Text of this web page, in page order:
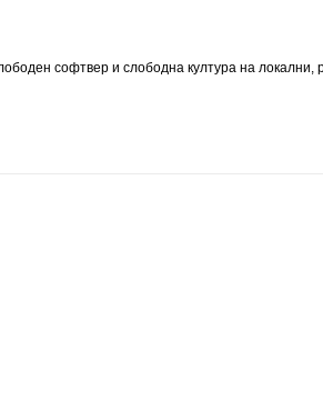
софтвер и слободна култура на локални,